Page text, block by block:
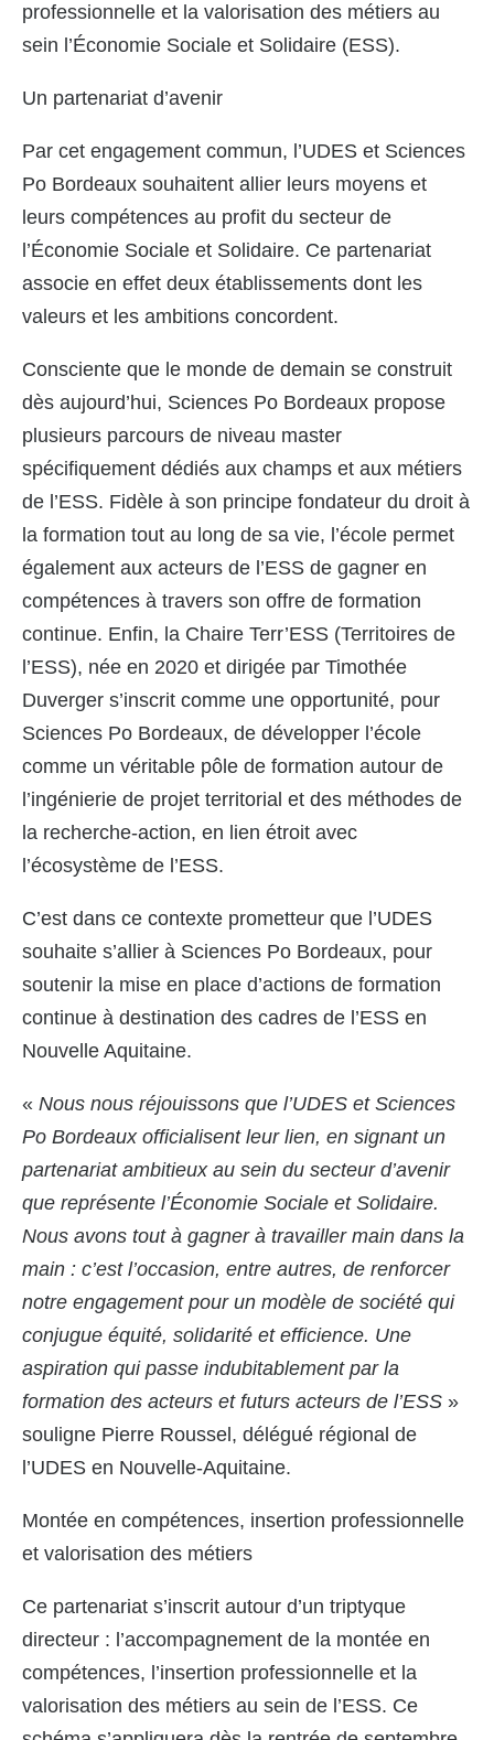
professionnelle et la valorisation des métiers au
sein l’Économie Sociale et Solidaire (ESS).
Un partenariat d’avenir
Par cet engagement commun, l’UDES et Sciences
Po Bordeaux souhaitent allier leurs moyens et
leurs compétences au profit du secteur de
l’Économie Sociale et Solidaire. Ce partenariat
associe en effet deux établissements dont les
valeurs et les ambitions concordent.
Consciente que le monde de demain se construit
dès aujourd’hui, Sciences Po Bordeaux propose
plusieurs parcours de niveau master
spécifiquement dédiés aux champs et aux métiers
de l’ESS. Fidèle à son principe fondateur du droit à
la formation tout au long de sa vie, l’école permet
également aux acteurs de l’ESS de gagner en
compétences à travers son offre de formation
continue. Enfin, la Chaire Terr’ESS (Territoires de
l’ESS), née en 2020 et dirigée par Timothée
Duverger s’inscrit comme une opportunité, pour
Sciences Po Bordeaux, de développer l’école
comme un véritable pôle de formation autour de
l’ingénierie de projet territorial et des méthodes de
la recherche-action, en lien étroit avec
l’écosystème de l’ESS.
C’est dans ce contexte prometteur que l’UDES
souhaite s’allier à Sciences Po Bordeaux, pour
soutenir la mise en place d’actions de formation
continue à destination des cadres de l’ESS en
Nouvelle Aquitaine.
«Nous nous réjouissons que l’UDES et Sciences
Po Bordeaux officialisent leur lien, en signant un
partenariat ambitieux au sein du secteur d’avenir
que représente l’Économie Sociale et Solidaire.
Nous avons tout à gagner à travailler main dans la
main : c’est l’occasion, entre autres, de renforcer
notre engagement pour un modèle de société qui
conjugue équité, solidarité et efficience. Une
aspiration qui passe indubitablement par la
formation des acteurs et futurs acteurs de l’ESS »
souligne Pierre Roussel, délégué régional de
l’UDES en Nouvelle-Aquitaine.
Montée en compétences, insertion professionnelle
et valorisation des métiers
Ce partenariat s’inscrit autour d’un triptyque
directeur : l’accompagnement de la montée en
compétences, l’insertion professionnelle et la
valorisation des métiers au sein de l’ESS. Ce